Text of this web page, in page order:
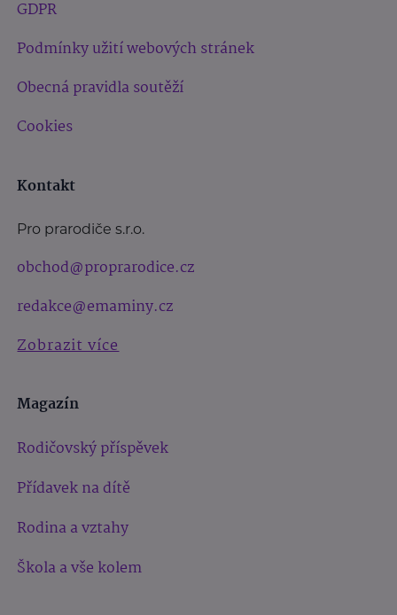
GDPR
Podmínky užití webových stránek
Obecná pravidla soutěží
Cookies
Kontakt
Pro prarodiče s.r.o.
obchod@proprarodice.cz
redakce@emaminy.cz
Zobrazit více
Magazín
Rodičovský příspěvek
Přídavek na dítě
Rodina a vztahy
Škola a vše kolem